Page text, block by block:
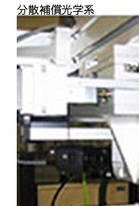
分散補償光学系